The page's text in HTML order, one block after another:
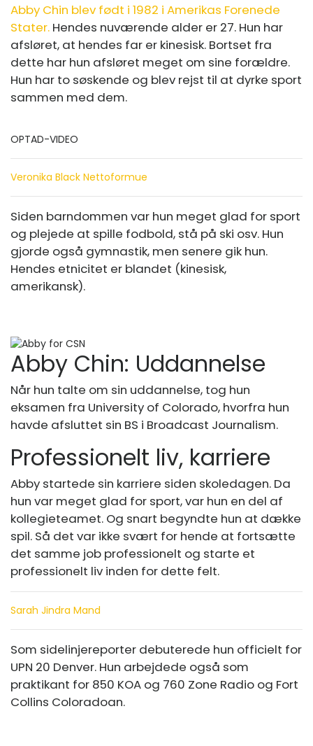
Abby Chin blev født i 1982 i Amerikas Forenede
Stater. Hendes nuværende alder er 27. Hun har
afsløret, at hendes far er kinesisk. Bortset fra
dette har hun afsløret meget om sine forældre.
Hun har to søskende og blev rejst til at dyrke sport
sammen med dem.
OPTAD-VIDEO
Veronika Black Nettoformue
Siden barndommen var hun meget glad for sport
og plejede at spille fodbold, stå på ski osv. Hun
gjorde også gymnastik, men senere gik hun.
Hendes etnicitet er blandet (kinesisk,
amerikansk).
Abby Chin: Uddannelse
Når hun talte om sin uddannelse, tog hun
eksamen fra University of Colorado, hvorfra hun
havde afsluttet sin BS i Broadcast Journalism.
Professionelt liv, karriere
Abby startede sin karriere siden skoledagen. Da
hun var meget glad for sport, var hun en del af
kollegieteamet. Og snart begyndte hun at dække
spil. Så det var ikke svært for hende at fortsætte
det samme job professionelt og starte et
professionelt liv inden for dette felt.
Sarah Jindra Mand
Som sidelinjereporter debuterede hun officielt for
UPN 20 Denver. Hun arbejdede også som
praktikant for 850 KOA og 760 Zone Radio og Fort
Collins Coloradoan.